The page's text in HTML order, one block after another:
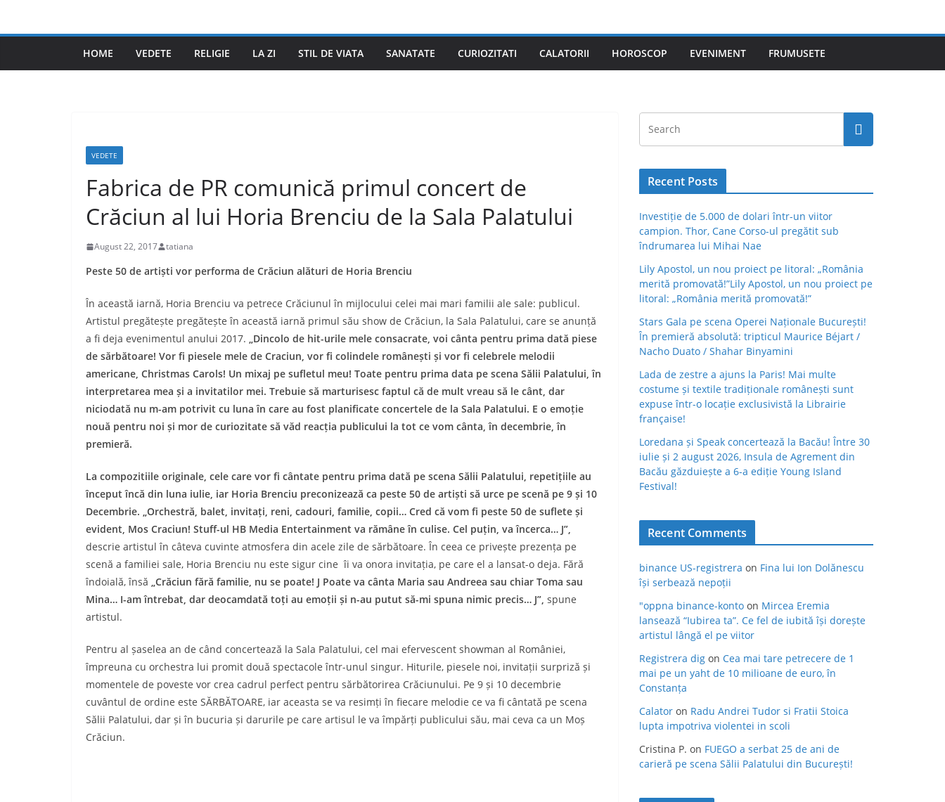
HOME VEDETE RELIGIE LA ZI STIL DE VIATA SANATATE CURIOZITATI CALATORII HOROSCOP EVENIMENT FRUMUSETE
VEDETE
Fabrica de PR comunică primul concert de
Crăciun al lui Horia Brenciu de la Sala Palatului
August 22, 2017 tatiana
Peste 50 de artiști vor performa de Crăciun alături de Horia Brenciu
În această iarnă, Horia Brenciu va petrece Crăciunul în mijlocului celei mai mari familii ale sale: publicul.
Artistul pregătește pregătește în această iarnă primul său show de Crăciun, la Sala Palatului, care se anunță
a fi deja evenimentul anului 2017. „Dincolo de hit-urile mele consacrate, voi cânta pentru prima dată piese
de sărbătoare! Vor fi piesele mele de Craciun, vor fi colindele românești și vor fi celebrele melodii
americane, Christmas Carols! Un mixaj pe sufletul meu! Toate pentru prima data pe scena Sălii Palatului, în
interpretarea mea și a invitatilor mei. Trebuie să marturisesc faptul că de mult vreau să le cânt, dar
niciodată nu m-am potrivit cu luna în care au fost planificate concertele de la Sala Palatului. E o emoție
nouă pentru noi și mor de curiozitate să văd reacția publicului la tot ce vom cânta, în decembrie, în
premieră.
La compozitiile originale, cele care vor fi cântate pentru prima dată pe scena Sălii Palatului, repetițiile au
început încă din luna iulie, iar Horia Brenciu preconizează ca peste 50 de artiști să urce pe scenă pe 9 și 10
Decembrie. „Orchestră, balet, invitați, reni, cadouri, familie, copii… Cred că vom fi peste 50 de suflete și
evident, Mos Craciun! Stuff-ul HB Media Entertainment va rămâne în culise. Cel puțin, va încerca… J”,
descrie artistul în câteva cuvinte atmosfera din acele zile de sărbătoare. În ceea ce privește prezența pe
scenă a familiei sale, Horia Brenciu nu este sigur cine îi va onora invitația, pe care el a lansat-o deja. Fără
îndoială, însă „Crăciun fără familie, nu se poate! J Poate va cânta Maria sau Andreea sau chiar Toma sau
Mina… I-am întrebat, dar deocamdată toți au emoții și n-au putut să-mi spuna nimic precis… J”, spune
artistul.
Pentru al șaselea an de când concertează la Sala Palatului, cel mai efervescent showman al României,
împreuna cu orchestra lui promit două spectacole într-unul singur. Hiturile, piesele noi, invitații surpriză și
momentele de poveste vor crea cadrul perfect pentru sărbătorirea Crăciunului. Pe 9 și 10 decembrie
cuvântul de ordine este SĂRBĂTOARE, iar aceasta se va resimți în fiecare melodie ce va fi cântată pe scena
Sălii Palatului, dar și în bucuria și darurile pe care artisul le va împărți publicului său, mai ceva ca un Moș
Crăciun.
Recent Posts
Investiție de 5.000 de dolari într-un viitor
campion. Thor, Cane Corso-ul pregătit sub
îndrumarea lui Mihai Nae
Lily Apostol, un nou proiect pe litoral: „România
merită promovată!”Lily Apostol, un nou proiect pe
litoral: „România merită promovată!”
Stars Gala pe scena Operei Naționale București!
În premieră absolută: tripticul Maurice Béjart /
Nacho Duato / Shahar Binyamini
Lada de zestre a ajuns la Paris! Mai multe
costume și textile tradiționale românești sunt
expuse într-o locație exclusivistă la Librairie
française!
Loredana și Speak concertează la Bacău! Între 30
iulie și 2 august 2026, Insula de Agrement din
Bacău găzduiește a 6-a ediție Young Island
Festival!
Recent Comments
binance US-registrera on Fina lui Ion Dolănescu
își serbează nepoții
"oppna binance-konto on Mircea Eremia
lansează “Iubirea ta”. Ce fel de iubită își dorește
artistul lângă el pe viitor
Registrera dig on Cea mai tare petrecere de 1
mai pe un yaht de 10 milioane de euro, în
Constanța
Calator on Radu Andrei Tudor si Fratii Stoica
lupta impotriva violentei in scoli
Cristina P. on FUEGO a serbat 25 de ani de
carieră pe scena Sălii Palatului din București!